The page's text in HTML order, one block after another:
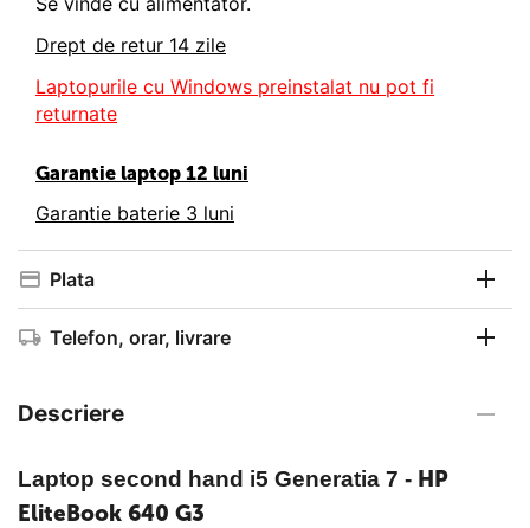
Drept de retur 14 zile
Laptopurile cu Windows preinstalat nu pot fi
returnate
Garantie laptop 12 luni
Garantie baterie 3 luni
Plata
Telefon, orar, livrare
Descriere
Laptop second hand i5 Generatia 7 - HP
EliteBook 640 G3